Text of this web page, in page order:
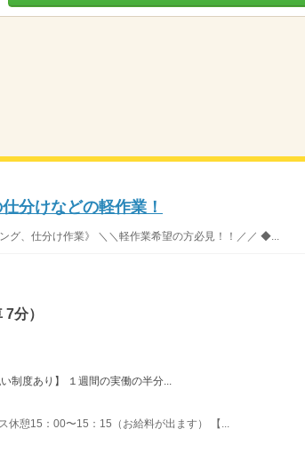
分けなどの軽作業！
、仕分け作業》 ＼＼軽作業希望の方必見！！／／ ◆...
分）
制度あり】 １週間の実働の半分...
休憩15：00〜15：15（お給料が出ます） 【...